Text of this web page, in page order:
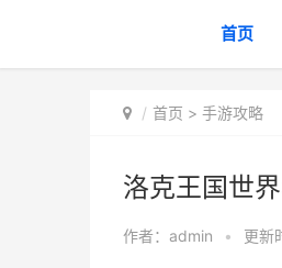
首页
首页 > 手游攻略
洛克王国世
作者： admin • 更新